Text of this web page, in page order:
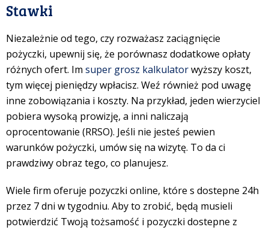
Stawki
Niezależnie od tego, czy rozważasz zaciągnięcie
pożyczki, upewnij się, że porównasz dodatkowe opłaty
różnych ofert. Im super grosz kalkulatorwyższy koszt,
tym więcej pieniędzy wpłacisz. Weź również pod uwagę
inne zobowiązania i koszty. Na przykład, jeden wierzyciel
pobiera wysoką prowizję, a inni naliczają
oprocentowanie (RRSO). Jeśli nie jesteś pewien
warunków pożyczki, umów się na wizytę. To da ci
prawdziwy obraz tego, co planujesz.
Wiele firm oferuje pozyczki online, które s dostepne 24h
przez 7 dni w tygodniu. Aby to zrobić, będą musieli
potwierdzić Twoją tożsamość i pozyczki dostepne z